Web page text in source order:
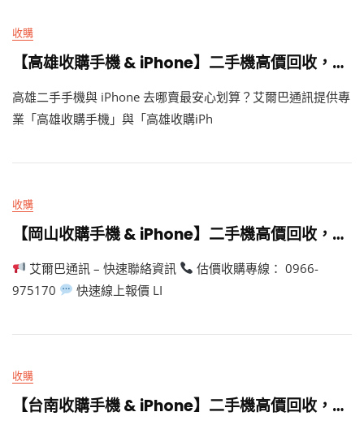
收購
【高雄收購手機 & iPhone】二手機高價回收，實體門市專業檢測現場快速換現金！ – 艾爾巴通訊
高雄二手手機與 iPhone 去哪賣最安心划算？艾爾巴通訊提供專
業「高雄收購手機」與「高雄收購iPh
收購
【岡山收購手機 & iPhone】二手機高價回收，實體門市現場快速換現金！ – 艾爾巴通訊
艾爾巴通訊 – 快速聯絡資訊
估價收購專線： 0966-
975170
快速線上報價 LI
收購
【台南收購手機 & iPhone】二手機高價回收，實體門市專業檢測現場快速換現金！ – 艾爾巴通訊